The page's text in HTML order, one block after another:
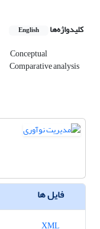
کلیدواژه‌ها English
Conceptual
Comparative analysis
فایل ها